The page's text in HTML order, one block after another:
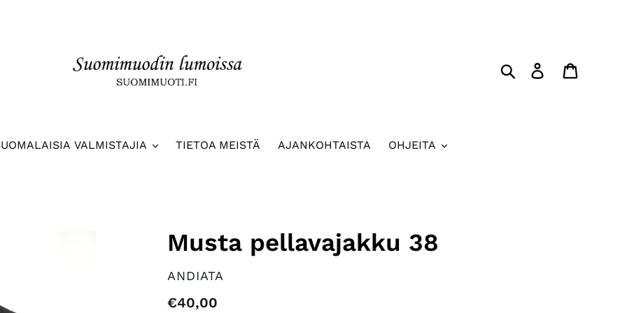
Hae
Kirjaudu
VALMISTAJIA TIETOA MEISTÄ AJANKOHTAISTA OHJEITA
Musta pellavajakku 38
VALMISTAJA
ANDIATA
Normaalihinta
€40,00